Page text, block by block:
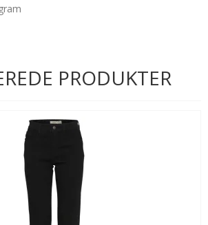
PRODUKTER